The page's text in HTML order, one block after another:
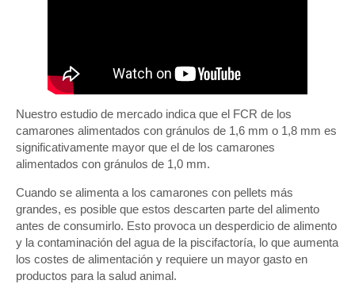
Nuestro estudio de mercado indica que el FCR de los
camarones alimentados con gránulos de 1,6 mm o 1,8 mm es
significativamente mayor que el de los camarones
alimentados con gránulos de 1,0 mm.
Cuando se alimenta a los camarones con pellets más
grandes, es posible que estos descarten parte del alimento
antes de consumirlo. Esto provoca un desperdicio de alimento
y la contaminación del agua de la piscifactoría, lo que aumenta
los costes de alimentación y requiere un mayor gasto en
productos para la salud animal.